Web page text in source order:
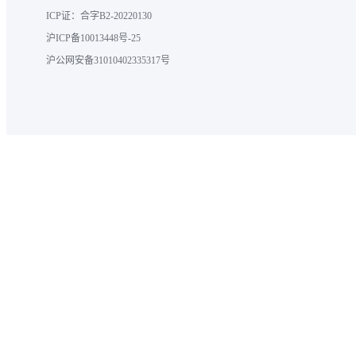
ICP证：合字B2-20220130
沪ICP备10013448号-25
沪公网安备31010402335317号